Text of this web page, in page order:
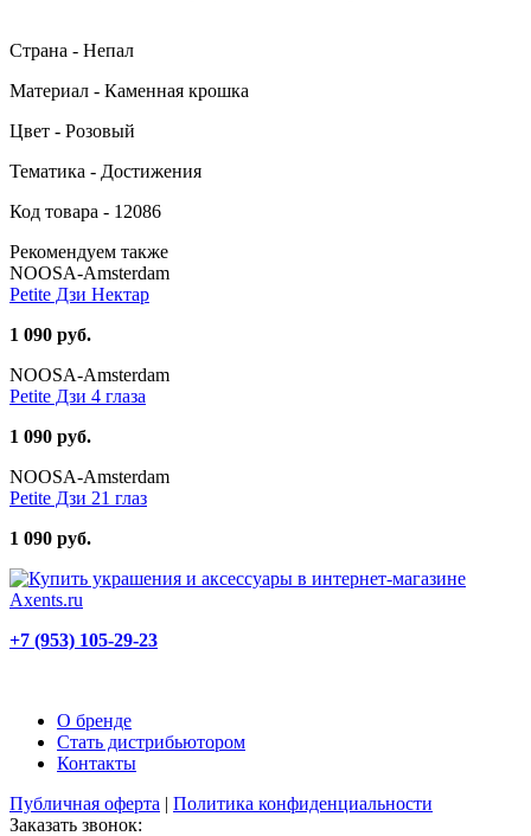
Страна - Непал
Материал - Каменная крошка
Цвет - Розовый
Тематика - Достижения
Код товара - 12086
Рекомендуем также
NOOSA-Amsterdam
Petite Дзи Нектар
1 090 руб.
NOOSA-Amsterdam
Petite Дзи 4 глаза
1 090 руб.
NOOSA-Amsterdam
Petite Дзи 21 глаз
1 090 руб.
+7 (953) 105-29-23
О бренде
Стать дистрибьютором
Контакты
Публичная оферта | Политика конфиденциальности
Заказать звонок: